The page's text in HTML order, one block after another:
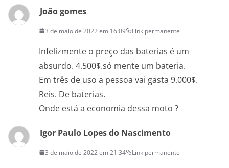
João gomes
3 de maio de 2022 em 16:09 Link permanente
Infelizmente o preço das baterias é um
absurdo. 4.500$.só mente um bateria.
Em três de uso a pessoa vai gasta 9.000$.
Reis. De baterias.
Onde está a economia dessa moto ?
Igor Paulo Lopes do Nascimento
3 de maio de 2022 em 21:34 Link permanente